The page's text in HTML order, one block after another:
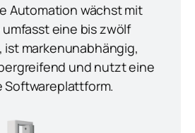
Automation wächst mit
umfasst eine bis zwölf
ist markenunabhängig,
und nutzt eine
Softwareplattform.